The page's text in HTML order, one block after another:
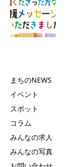
まちのNEWS
イベント
スポット
コラム
みんなの求人
みんなの写真